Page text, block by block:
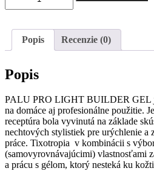
Builder
Gold
Cover,
stavebný
45g
Popis Recenzie (0)
Popis
PALU PRO LIGHT BUILDER GEL
na domáce aj profesionálne použitie.
receptúra bola vyvinutá na základe
nechtových stylistiek pre urýchlenie a
práce. Tixotropia v kombinácii s
(samovyrovnávajúcimi) vlastnosťami
a prácu s gélom, ktorý nesteká ku